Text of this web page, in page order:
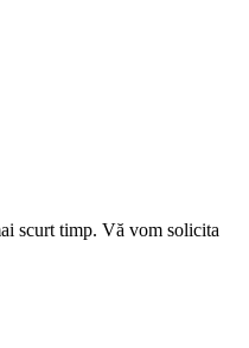
scurt timp. Vă vom solicita